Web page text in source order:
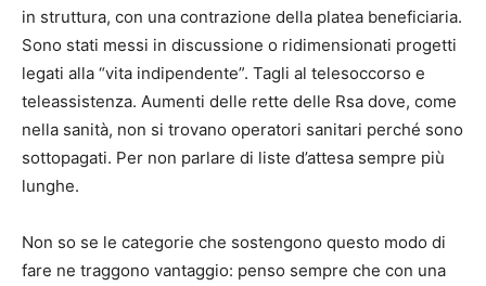
in struttura, con una contrazione della platea beneficiaria.
Sono stati messi in discussione o ridimensionati progetti
legati alla “vita indipendente”. Tagli al telesoccorso e
teleassistenza. Aumenti delle rette delle Rsa dove, come
nella sanità, non si trovano operatori sanitari perché sono
sottopagati. Per non parlare di liste d’attesa sempre più
lunghe.
Non so se le categorie che sostengono questo modo di
fare ne traggono vantaggio: penso sempre che con una